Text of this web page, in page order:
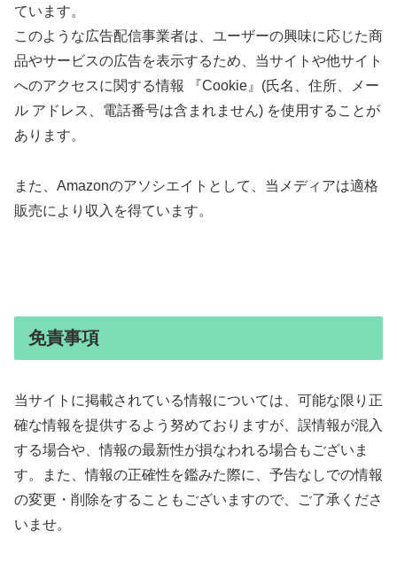
ています。
このような広告配信事業者は、ユーザーの興味に応じた商
品やサービスの広告を表示するため、当サイトや他サイト
へのアクセスに関する情報 『Cookie』(氏名、住所、メー
ル アドレス、電話番号は含まれません) を使用することが
あります。
また、Amazonのアソシエイトとして、当メディアは適格
販売により収入を得ています。
免責事項
当サイトに掲載されている情報については、可能な限り正
確な情報を提供するよう努めておりますが、誤情報が混入
する場合や、情報の最新性が損なわれる場合もございま
す。また、情報の正確性を鑑みた際に、予告なしでの情報
の変更・削除をすることもございますので、ご了承くださ
いませ。